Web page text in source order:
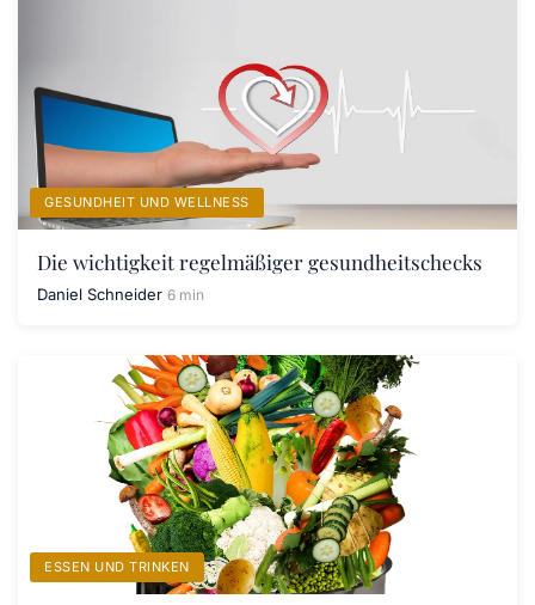
GESUNDHEIT UND WELLNESS
Die wichtigkeit regelmäßiger gesundheitschecks
Daniel Schneider 6 min
ESSEN UND TRINKEN